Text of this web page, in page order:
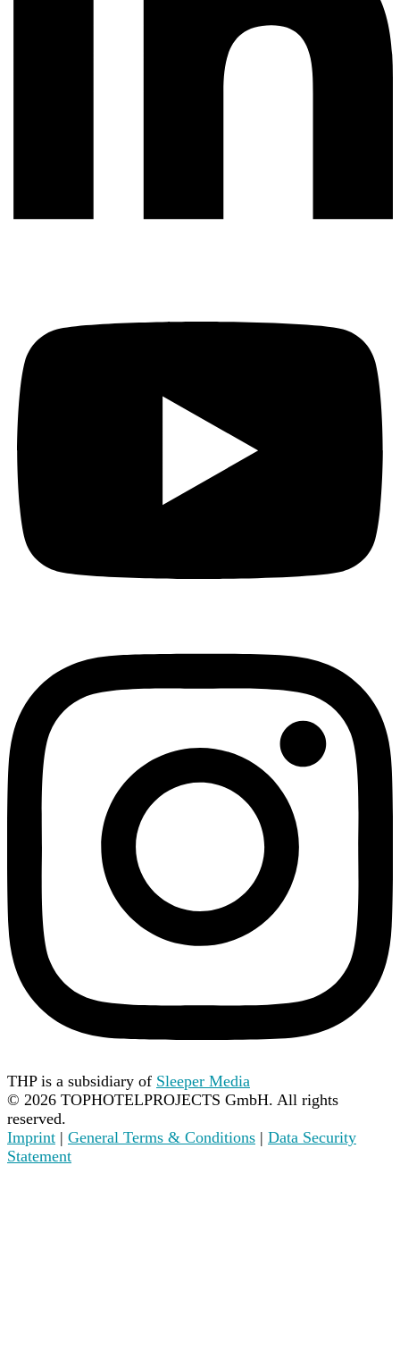
THP is a subsidiary of Sleeper Media
© 2026 TOPHOTELPROJECTS GmbH. All rights
reserved.
Imprint | General Terms & Conditions | Data Security
Statement